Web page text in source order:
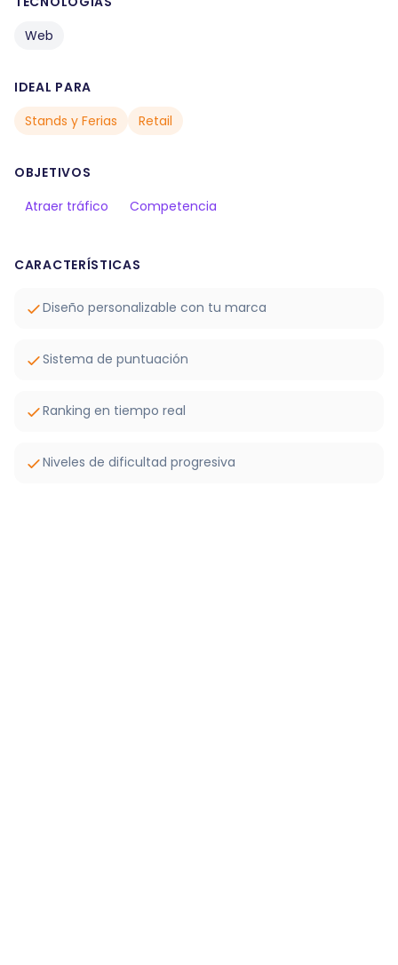
Web
IDEAL PARA
Stands y Ferias
Retail
OBJETIVOS
Atraer tráfico
Competencia
CARACTERÍSTICAS
Diseño personalizable con tu marca
Sistema de puntuación
Ranking en tiempo real
Niveles de dificultad progresiva